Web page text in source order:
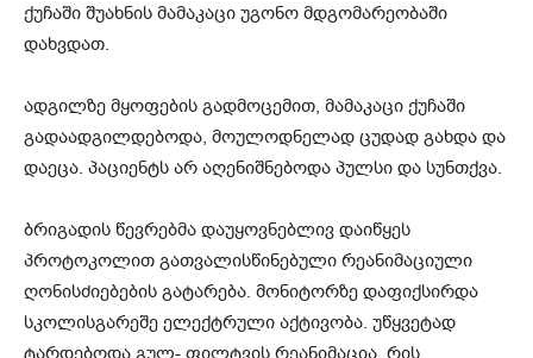
ქუჩაში შუახნის მამაკაცი უგონო მდგომარეობაში
დახვდათ.
ადგილზე მყოფების გადმოცემით, მამაკაცი ქუჩაში
გადაადგილდებოდა, მოულოდნელად ცუდად გახდა და
დაეცა. პაციენტს არ აღენიშნებოდა პულსი და სუნთქვა.
ბრიგადის წევრებმა დაუყოვნებლივ დაიწყეს
პროტოკოლით გათვალისწინებული რეანიმაციული
ღონისძიებების გატარება. მონიტორზე დაფიქსირდა
სკოლისგარეშე ელექტრული აქტივობა. უწყვეტად